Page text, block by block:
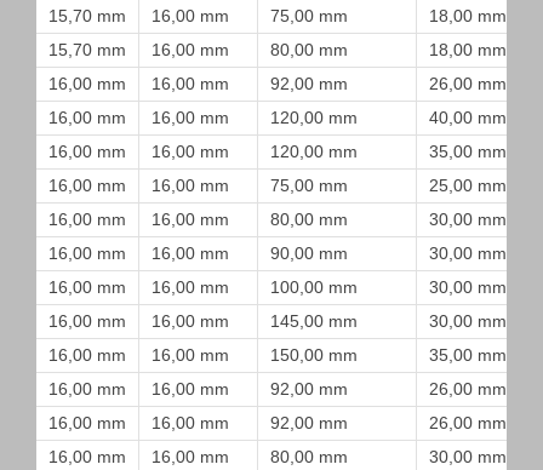
15,70 mm 16,00 mm 75,00 mm
18,00 mm
15,70 mm
16,00 mm 80,00 mm
18,00 mm
16,00 mm
16,00 mm 92,00 mm
26,00 mm
16,00 mm
16,00 mm 120,00 mm
40,00 mm
16,00 mm
16,00 mm 120,00 mm
35,00 mm
16,00 mm
16,00 mm 75,00 mm
25,00 mm
16,00 mm
16,00 mm 80,00 mm
30,00 mm
16,00 mm
16,00 mm 90,00 mm
30,00 mm
16,00 mm
16,00 mm 100,00 mm
30,00 mm
16,00 mm
16,00 mm 145,00 mm
30,00 mm
16,00 mm
16,00 mm 150,00 mm
35,00 mm
16,00 mm
16,00 mm 92,00 mm
26,00 mm
16,00 mm
16,00 mm 92,00 mm
26,00 mm
16,00 mm
16,00 mm 80,00 mm
30,00 mm